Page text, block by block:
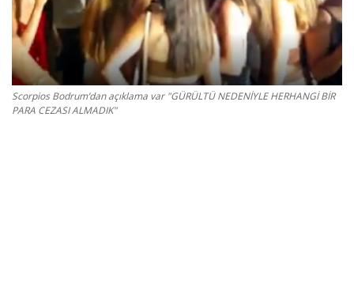
Kültür Sanat Tarih
Sağlık
Ekonomi
Scorpios Bodrum’dan açıklama var "GÜRÜLTÜ NEDENİYLE HERHANGİ BİR
PARA CEZASI ALMADIK"